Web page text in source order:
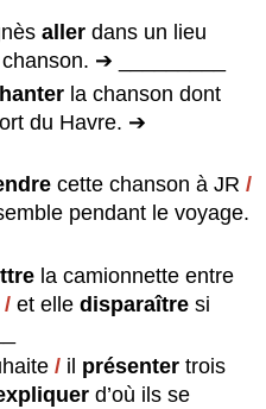
aller dans un lieu
➔ _________
la chanson dont
du Havre. ➔
cette chanson à JR/
pendant le voyage.
la camionnette entre
/ et elledisparaître si
/ il présentertrois
d’où ils se